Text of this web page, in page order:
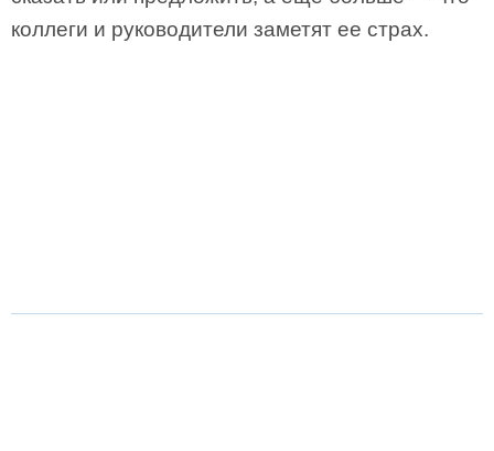
коллеги и руководители заметят ее страх.